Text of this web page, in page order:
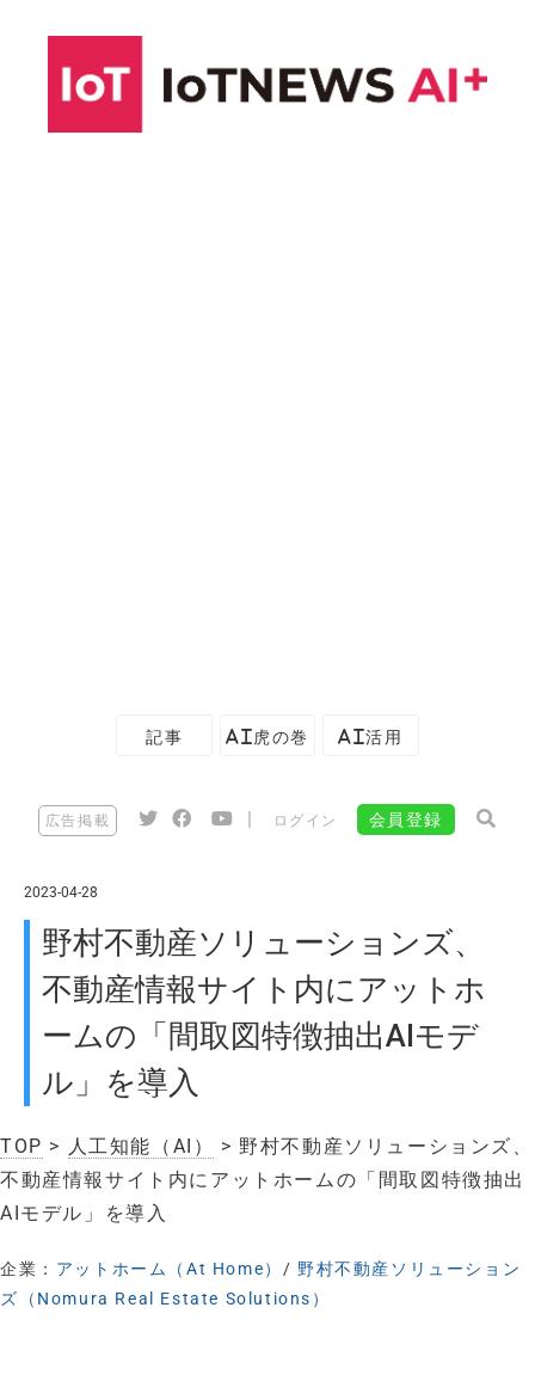
記事 AI虎の巻 AI活用
広告掲載 ログイン 会員登録
2023-04-28
野村不動産ソリューションズ、
不動産情報サイト内にアットホ
ームの「間取図特徴抽出AIモデ
ル」を導入
TOP > 人工知能（AI）
> 野村不動産ソリューションズ、
不動産情報サイト内にアットホームの「間取図特徴抽出
AIモデル」を導入
企業： アットホーム（At Home） /野村不動産ソリューション
ズ（Nomura Real Estate Solutions）